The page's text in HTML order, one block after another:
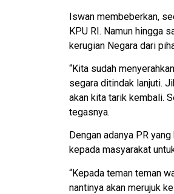
Iswan membeberkan,
KPU RI. Namun hingga
kerugian Negara dari
“Kita sudah
segara ditindak lanjuti.
akan kita tarik kembali.
tegasnya.
Dengan adanya PR
kepada masyarakat
“Kepada teman teman
nantinya akan merujuk